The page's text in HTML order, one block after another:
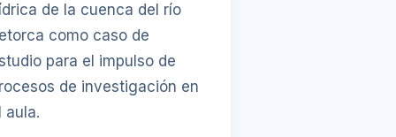
de la cuenca del río
como caso de
para el impulso de
de investigación en
aula.